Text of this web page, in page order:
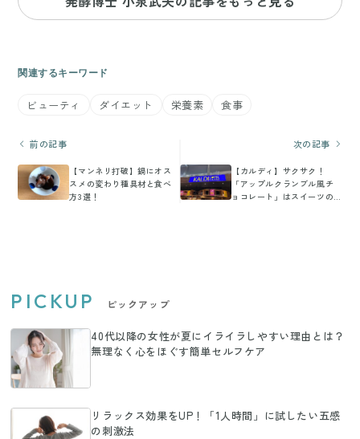
関連するキーワード
ビューティ ダイエット 栄養素 食事
前の記事
【マンネリ打破】鍋にオス
スメの変わり種具材と食べ
方3選！
次の記事
【カルディ】サクサク！
「アップルクランブル風チ
ョコレート」はスイーツの
PICKUP ピックアップ
40代以降の女性が夏にイライラしやすい理由とは？
無理なく心をほぐす簡単セルフケア
リラックス効果をUP！「1人時間」に試したい五感
の刺激法